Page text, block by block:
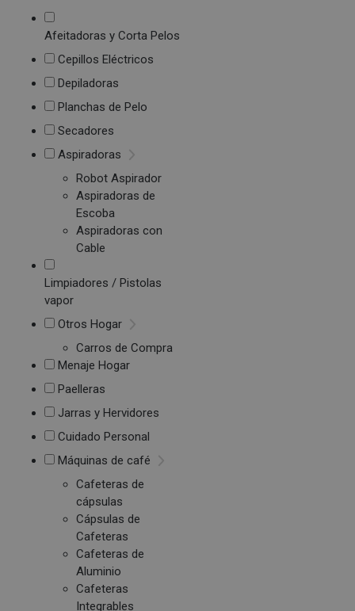
Afeitadoras y Corta Pelos
Cepillos Eléctricos
Depiladoras
Planchas de Pelo
Secadores
Aspiradoras
Robot Aspirador
Aspiradoras de
Escoba
Aspiradoras con
Cable
Limpiadores / Pistolas
vapor
Otros Hogar
Carros de Compra
Menaje Hogar
Paelleras
Jarras y Hervidores
Cuidado Personal
Máquinas de café
Cafeteras de
cápsulas
Cápsulas de
Cafeteras
Cafeteras de
Aluminio
Cafeteras
Integrables